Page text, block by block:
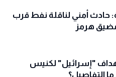
حادث أمني لناقلة نفط قرب
هرمز
"إسرائيل" لكنيس
التفاصيل؟